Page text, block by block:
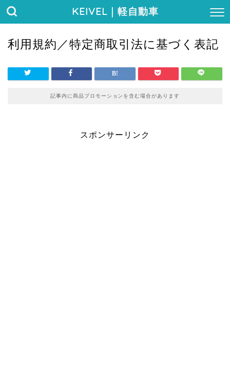
KEIVEL｜軽自動車
利用規約／特定商取引法に基づく表記
記事内に商品プロモーションを含む場合があります
スポンサーリンク